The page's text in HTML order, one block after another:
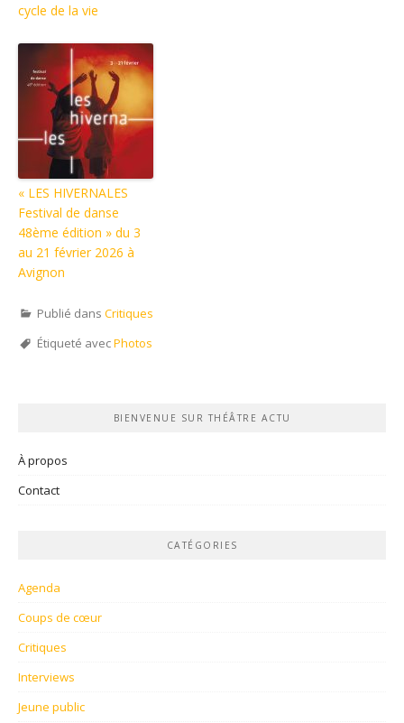
cycle de la vie
« LES HIVERNALES
Festival de danse
48ème édition » du 3
au 21 février 2026 à
Avignon
Publié dans Critiques
Étiqueté avecPhotos
BIENVENUE SUR THÉÂTRE ACTU
À propos
Contact
CATÉGORIES
Agenda
Coups de cœur
Critiques
Interviews
Jeune public